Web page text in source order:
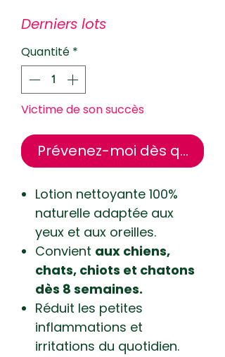
Derniers lots
Quantité *
Victime de son succès
Prévenez-moi dès qu'il
Lotion nettoyante 100%
naturelle adaptée aux
yeux et aux oreilles.
Convient aux chiens,
chats, chiots et chatons
dès 8 semaines.
Réduit les petites
inflammations et
irritations du quotidien.